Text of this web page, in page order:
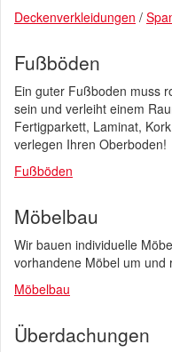
Deckenverkleidungen /
Fußböden
Ein guter Fußboden muss
sein und verleiht einem
Fertigparkett, Laminat,
verlegen Ihren Oberboden!
Fußböden
Möbelbau
Wir bauen individuelle
vorhandene Möbel um und
Möbelbau
Überdachungen